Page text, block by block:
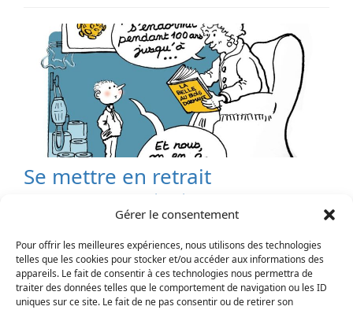
Gérer le consentement
Pour offrir les meilleures expériences, nous utilisons des technologies
telles que les cookies pour stocker et/ou accéder aux informations des
appareils. Le fait de consentir à ces technologies nous permettra de
traiter des données telles que le comportement de navigation ou les ID
uniques sur ce site. Le fait de ne pas consentir ou de retirer son
Se mettre en retrait
spiritualité
théologie
Christophe Verrey, pasteur du Foyer de Grenelle, invite à
faire de ce temps de confinement une expérience pour
soi.
Lire la suite